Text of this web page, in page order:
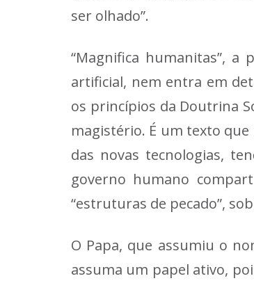
ser olhado”.
“Magnifica humanitas”,
artificial, nem entra em
os princípios da Doutrina
magistério. É um texto
das novas tecnologias,
governo humano
“estruturas de pecado”,
O Papa, que assumiu o
assuma um papel ativo,